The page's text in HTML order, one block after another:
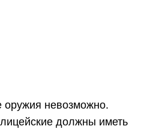
оружия невозможно.
должны иметь